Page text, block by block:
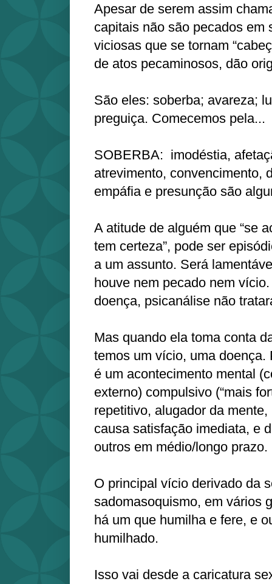
Apesar de serem assim
capitais não são pecados em
viciosas que se tornam
de atos pecaminosos, dão
São eles: soberba; avareza;
preguiça. Comecemos pela...
SOBERBA: imodéstia,
atrevimento, convencimento,
empáfia e presunção são
A atitude de alguém que “se
tem certeza”, pode ser
a um assunto. Será
houve nem pecado nem
doença, psicanálise não
Mas quando ela toma conta
temos um vício, uma
é um acontecimento mental
externo) compulsivo (“mais
repetitivo, alugador da
causa satisfação imediata, e
outros em médio/longo prazo.
O principal vício derivado da
sadomasoquismo, em vários
há um que humilha e fere, e
humilhado.
Isso vai desde a caricatura